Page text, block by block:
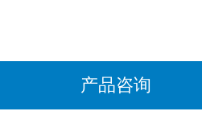
产品咨询